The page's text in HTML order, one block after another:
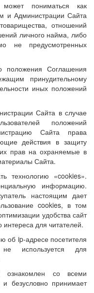
пониматься как
и Администрации Сайта
отношений
личного найма, либо
не предусмотренных
положения Соглашения
принудительному
иных положений
Сайта в случае
положений
Сайта права
действия в защиту
прав на охраняемые в
Сайта.
технологию «cookies».
информацию.
настоящим дает
cookies, в том
удобства сайт
для читателей.
об ip-адресе посетителя
используется для
ознакомлен со всеми
безусловно принимает